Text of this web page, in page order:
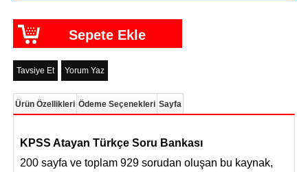
Tavsiye Et Yorum Yaz
Ürün Özellikleri Ödeme Seçenekleri Sayfa
KPSS Atayan Türkçe Soru Bankası
200 sayfa ve toplam 929 sorudan oluşan bu kaynak,